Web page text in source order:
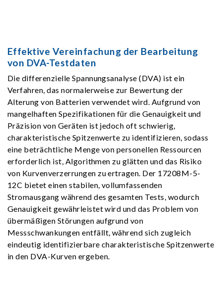
Effektive Vereinfachung der Bearbeitung
von DVA-Testdaten
Die differenzielle Spannungsanalyse (DVA) ist ein
Verfahren, das normalerweise zur Bewertung der
Alterung von Batterien verwendet wird. Aufgrund von
mangelhaften Spezifikationen für die Genauigkeit und
Präzision von Geräten ist jedoch oft schwierig,
charakteristische Spitzenwerte zu identifizieren, sodass
eine beträchtliche Menge von personellen Ressourcen
erforderlich ist, Algorithmen zu glätten und das Risiko
von Kurvenverzerrungen zu ertragen. Der 17208M-5-
12C bietet einen stabilen, vollumfassenden
Stromausgang während des gesamten Tests, wodurch
Genauigkeit gewährleistet wird und das Problem von
übermäßigen Störungen aufgrund von
Messschwankungen entfällt, während sich zugleich
eindeutig identifizierbare charakteristische Spitzenwerte
in den DVA-Kurven ergeben.